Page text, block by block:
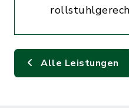
Alle Leistungen